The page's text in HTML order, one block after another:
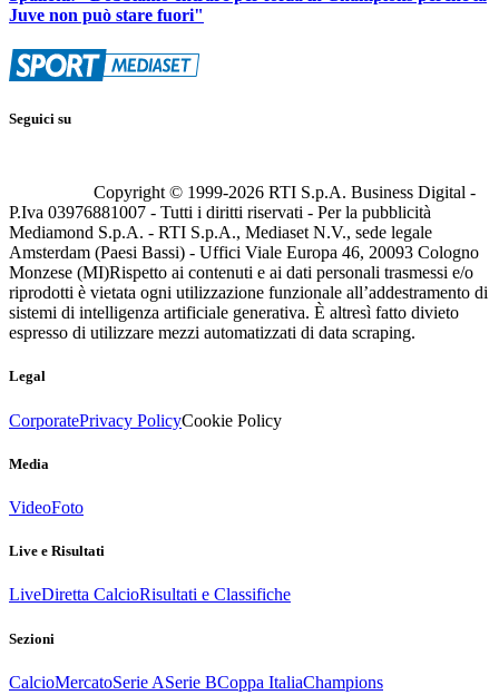
Juve non può stare fuori"
Seguici su
Copyright © 1999-2026 RTI S.p.A. Business Digital -
P.Iva 03976881007 - Tutti i diritti riservati - Per la pubblicità
Mediamond S.p.A. - RTI S.p.A., Mediaset N.V., sede legale
Amsterdam (Paesi Bassi) - Uffici Viale Europa 46, 20093 Cologno
Monzese (MI)Rispetto ai contenuti e ai dati personali trasmessi e/o
riprodotti è vietata ogni utilizzazione funzionale all’addestramento di
sistemi di intelligenza artificiale generativa. È altresì fatto divieto
espresso di utilizzare mezzi automatizzati di data scraping.
Legal
CorporatePrivacy PolicyCookie Policy
Media
VideoFoto
Live e Risultati
LiveDiretta CalcioRisultati e Classifiche
Sezioni
CalcioMercatoSerie ASerie BCoppa ItaliaChampions